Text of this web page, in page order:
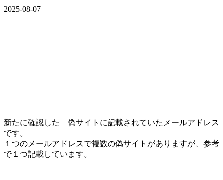
2025-08-07
新たに確認した 偽サイトに記載されていたメールアドレス
です。
１つのメールアドレスで複数の偽サイトがありますが、参考
で１つ記載しています。